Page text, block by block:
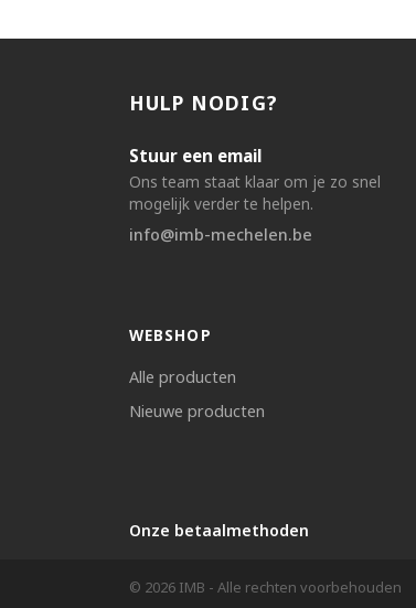
HULP NODIG?
Stuur een email
Ons team staat klaar om je zo snel
mogelijk verder te helpen.
info@imb-mechelen.be
WEBSHOP
Alle producten
Nieuwe producten
Onze betaalmethoden
© 2026 IMB - Alle rechten voorbehouden